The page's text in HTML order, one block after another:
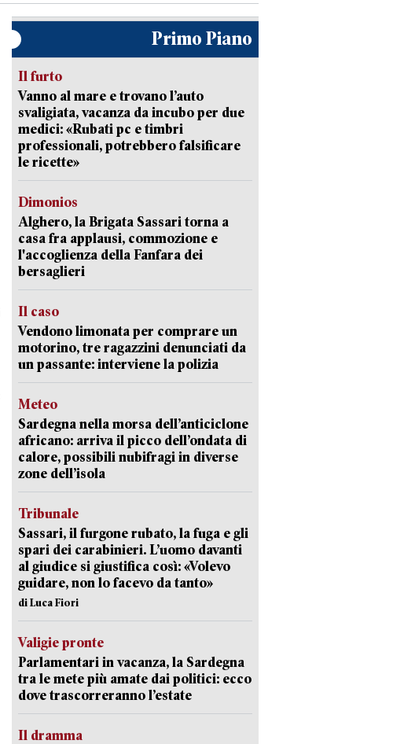
Primo Piano
Il furto
Vanno al mare e trovano l’auto
svaligiata, vacanza da incubo per due
medici: «Rubati pc e timbri
professionali, potrebbero falsificare
le ricette»
Dimonios
Alghero, la Brigata Sassari torna a
casa fra applausi, commozione e
l'accoglienza della Fanfara dei
bersaglieri
Il caso
Vendono limonata per comprare un
motorino, tre ragazzini denunciati da
un passante: interviene la polizia
Meteo
Sardegna nella morsa dell’anticiclone
africano: arriva il picco dell’ondata di
calore, possibili nubifragi in diverse
zone dell’isola
Tribunale
Sassari, il furgone rubato, la fuga e gli
spari dei carabinieri. L’uomo davanti
al giudice si giustifica così: «Volevo
guidare, non lo facevo da tanto»
di Luca Fiori
Valigie pronte
Parlamentari in vacanza, la Sardegna
tra le mete più amate dai politici: ecco
dove trascorreranno l’estate
Il dramma